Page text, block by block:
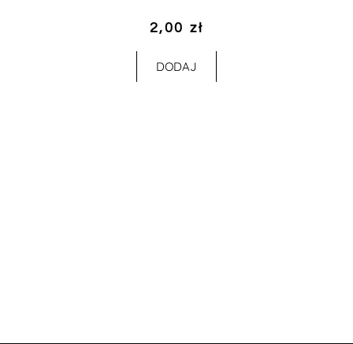
2,00zł
DODAJ